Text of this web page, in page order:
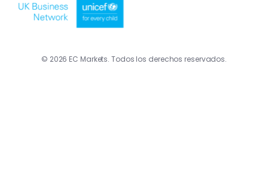
© 2026 EC Markets. Todos los derechos reservados.